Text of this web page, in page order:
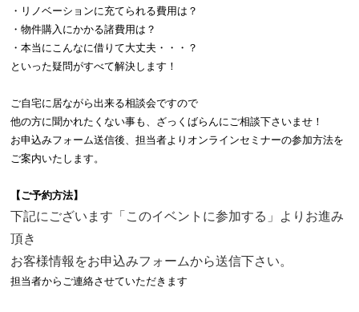
・リノベーションに充てられる費用は？
・物件購入にかかる諸費用は？
・本当にこんなに借りて大丈夫・・・？
といった疑問がすべて解決します！
ご自宅に居ながら出来る相談会ですので
他の方に聞かれたくない事も、ざっくばらんにご相談下さいませ！
お申込みフォーム送信後、担当者よりオンラインセミナーの参加方法を
ご案内いたします。
【ご予約方法】
下記にございます「このイベントに参加する」よりお進み
頂き
お客様情報をお申込みフォームから送信下さい。
担当者からご連絡させていただきます